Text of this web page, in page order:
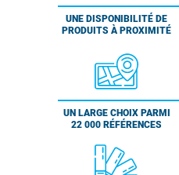
UNE DISPONIBILITÉ DE
PRODUITS À PROXIMITÉ
UN LARGE CHOIX PARMI
22 000 RÉFÉRENCES